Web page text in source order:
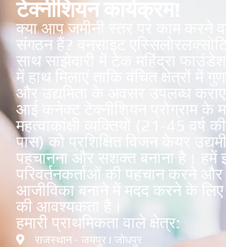
टेक्नीशियन कार्यक्रम!
क्या आप जमीनी स्तर पर काम करने
संगठन हैं? वनसाइट
साथ साझेदारी में टेक महिंद्रा
में हाथ मिलाएं ताकि वंचित क्षेत्रों में
और उद्यमिता के अवसर उपलब्ध
आई कनेक्ट टेक्नीशियन प्रोग्राम के
महत्वाकांक्षी व्यक्तियों (21-45 वर्ष
पास) को प्रशिक्षित विजन केयर
पहचानना और सशक्त बनाना है। हमें
परिवर्तनकर्ताओं की पहचान करने और
आजीविका बनाने में मदद करने के
की आवश्यकता है।
हमारी प्राथमिकता वाले क्षेत्र:
राजस्थान - जयपुर I जोधपुर